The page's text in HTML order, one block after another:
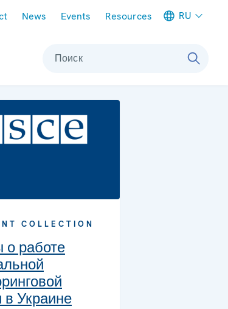
News Events Resources RU
Поиск
COLLECTION
о работе
в Украине